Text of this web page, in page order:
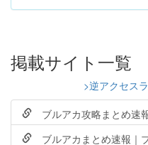
掲載サイト一覧
>逆アクセス
ブルアカ攻略まとめ
ブルアカまとめ速報｜